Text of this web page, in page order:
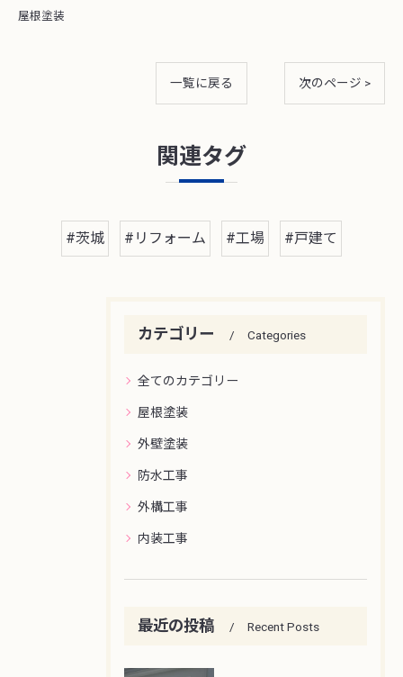
屋根塗装
一覧に戻る 次のページ >
関連タグ
#茨城 #リフォーム #工場 #戸建て
カテゴリー Categories
全てのカテゴリー
屋根塗装
外壁塗装
防水工事
外構工事
内装工事
最近の投稿 Recent Posts